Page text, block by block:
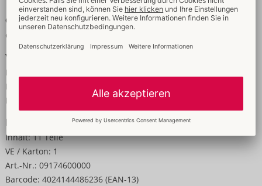
Größe
Gewicht:
Verpackung
Breite:
Höhe:
Länge:
Informationen
Inhalt: 11 Teile
VE / Karton: 1
Art.-Nr.: 09174600000
Barcode: 4024144486236 (EAN-13)